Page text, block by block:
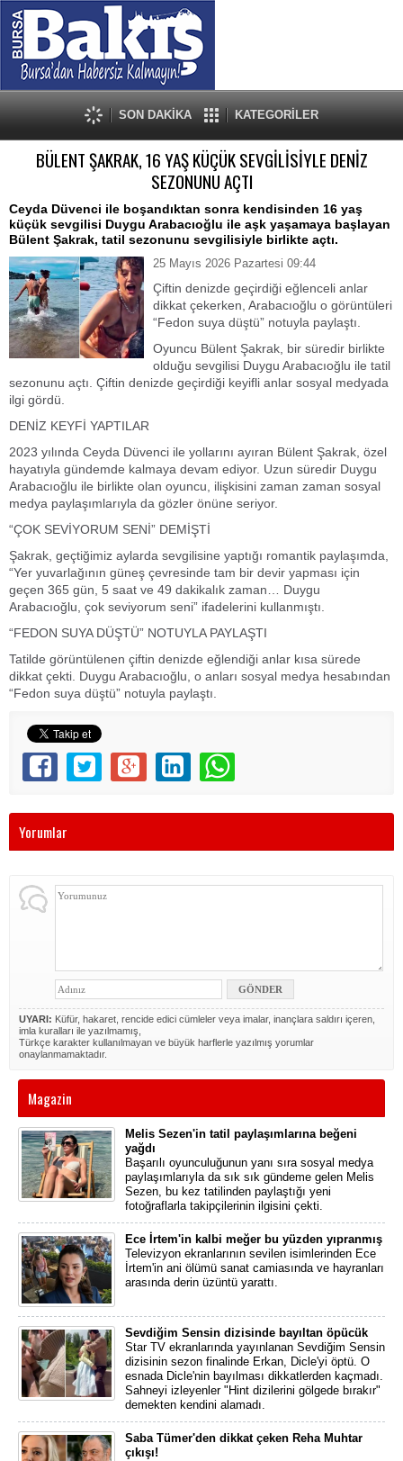
SON DAKİKA KATEGORİLER
BÜLENT ŞAKRAK, 16 YAŞ KÜÇÜK SEVGİLİSİYLE DENİZ
SEZONUNU AÇTI
Ceyda Düvenci ile boşandıktan sonra kendisinden 16 yaş
küçük sevgilisi Duygu Arabacıoğlu ile aşk yaşamaya başlayan
Bülent Şakrak, tatil sezonunu sevgilisiyle birlikte açtı.
25 Mayıs 2026 Pazartesi 09:44
Çiftin denizde geçirdiği eğlenceli anlar
dikkat çekerken, Arabacıoğlu o görüntüleri
“Fedon suya düştü” notuyla paylaştı.
Oyuncu Bülent Şakrak, bir süredir birlikte
olduğu sevgilisi Duygu Arabacıoğlu ile tatil
sezonunu açtı. Çiftin denizde geçirdiği keyifli anlar sosyal medyada
ilgi gördü.
DENİZ KEYFİ YAPTILAR
2023 yılında Ceyda Düvenci ile yollarını ayıran Bülent Şakrak, özel
hayatıyla gündemde kalmaya devam ediyor. Uzun süredir Duygu
Arabacıoğlu ile birlikte olan oyuncu, ilişkisini zaman zaman sosyal
medya paylaşımlarıyla da gözler önüne seriyor.
“ÇOK SEVİYORUM SENİ” DEMİŞTİ
Şakrak, geçtiğimiz aylarda sevgilisine yaptığı romantik paylaşımda,
“Yer yuvarlağının güneş çevresinde tam bir devir yapması için
geçen 365 gün, 5 saat ve 49 dakikalık zaman… Duygu
Arabacıoğlu, çok seviyorum seni” ifadelerini kullanmıştı.
“FEDON SUYA DÜŞTÜ” NOTUYLA PAYLAŞTI
Tatilde görüntülenen çiftin denizde eğlendiği anlar kısa sürede
dikkat çekti. Duygu Arabacıoğlu, o anları sosyal medya hesabından
“Fedon suya düştü” notuyla paylaştı.
Yorumlar
UYARI: Küfür, hakaret, rencide edici cümleler veya imalar, inançlara saldırı içeren,
imla kuralları ile yazılmamış,
Türkçe karakter kullanılmayan ve büyük harflerle yazılmış yorumlar
onaylanmamaktadır.
Magazin
Melis Sezen'in tatil paylaşımlarına beğeni
yağdı
Başarılı oyunculuğunun yanı sıra sosyal medya
paylaşımlarıyla da sık sık gündeme gelen Melis
Sezen, bu kez tatilinden paylaştığı yeni
fotoğraflarla takipçilerinin ilgisini çekti.
Ece İrtem'in kalbi meğer bu yüzden yıpranmış
Televizyon ekranlarının sevilen isimlerinden Ece
İrtem'in ani ölümü sanat camiasında ve hayranları
arasında derin üzüntü yarattı.
Sevdiğim Sensin dizisinde bayıltan öpücük
Star TV ekranlarında yayınlanan Sevdiğim Sensin
dizisinin sezon finalinde Erkan, Dicle'yi öptü. O
esnada Dicle'nin bayılması dikkatlerden kaçmadı.
Sahneyi izleyenler "Hint dizilerini gölgede bırakır"
demekten kendini alamadı.
Saba Tümer'den dikkat çeken Reha Muhtar
çıkışı!